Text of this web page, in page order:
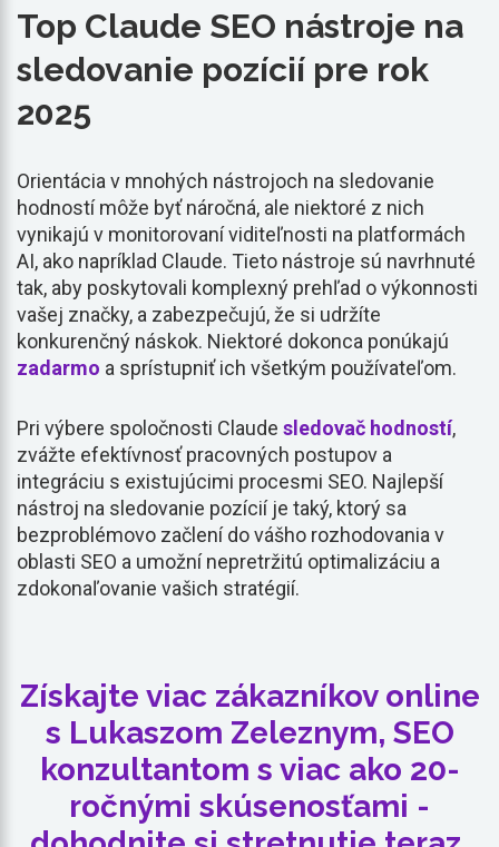
Top Claude SEO nástroje na
sledovanie pozícií pre rok
2025
Orientácia v mnohých nástrojoch na sledovanie
hodností môže byť náročná, ale niektoré z nich
vynikajú v monitorovaní viditeľnosti na platformách
AI, ako napríklad Claude. Tieto nástroje sú navrhnuté
tak, aby poskytovali komplexný prehľad o výkonnosti
vašej značky, a zabezpečujú, že si udržíte
konkurenčný náskok. Niektoré dokonca ponúkajú
zadarmo a sprístupniť ich všetkým používateľom.
Pri výbere spoločnosti Claude sledovač hodností,
zvážte efektívnosť pracovných postupov a
integráciu s existujúcimi procesmi SEO. Najlepší
nástroj na sledovanie pozícií je taký, ktorý sa
bezproblémovo začlení do vášho rozhodovania v
oblasti SEO a umožní nepretržitú optimalizáciu a
zdokonaľovanie vašich stratégií.
Získajte viac zákazníkov online
s Lukaszom Zeleznym, SEO
konzultantom s viac ako 20-
ročnými skúsenosťami -